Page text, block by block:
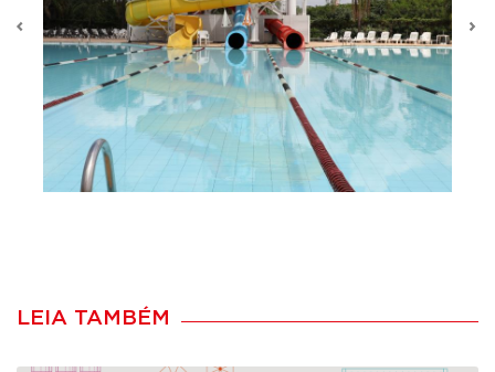
Previous
LEIA TAMBÉM